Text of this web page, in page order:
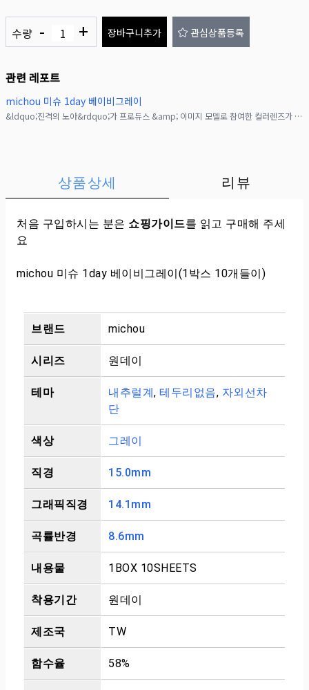
수량 - + 장바구니추가 관심상품등록
관련 레포트
michou 미슈 1day 베이비그레이
&ldquo;진격의 노아&rdquo;가 프로듀스 &amp; 이미지 모델로 참여한 컬러렌즈가 드디어 공개!! 작은 차이로는 만족할 수 없는, 많은 사람들 속에서도 빛나며 당신을 No
상품상세 리뷰
처음 구입하시는 분은 쇼핑가이드를 읽고 구매해 주세
요
michou 미슈 1day 베이비그레이(1박스 10개들이)
브랜드 michou
시리즈 원데이
테마 내추럴계, 테두리없음, 자외선차
단
색상 그레이
직경 15.0mm
그래픽직경 14.1mm
곡률반경 8.6mm
내용물 1BOX 10SHEETS
착용기간 원데이
제조국 TW
함수율 58%